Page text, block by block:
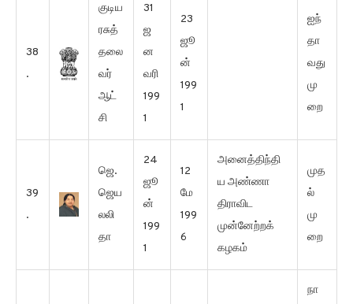
38
.
குடிய
ரசுத்
தலை
வர்
ஆட்
சி
31
ஜ
ன
வரி
199
1
23
ஜூ
ன்
199
1
ஐந்
தா
வது
மு
றை
39
.
ஜெ.
ஜெய
லலி
தா
24
ஜூ
ன்
199
1
12
மே
199
6
அனைத்திந்தி
ய அண்ணா
திராவிட
முன்னேற்றக்
கழகம்
முத
ல்
மு
றை
நா